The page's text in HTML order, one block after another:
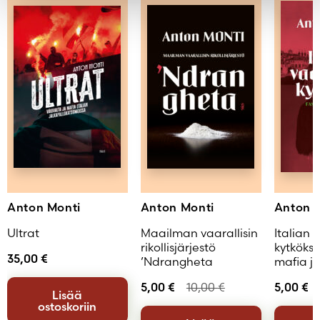
Lukija
Aku Laitinen
Anton Monti
Ultrat
35,00 €
Lisää
ostoskoriin
Anton Monti
Maailman vaarallisin
rikollisjärjestö
’Ndrangheta
5,00 € 10,00€
Anton
Italian
mafia
5,00 €